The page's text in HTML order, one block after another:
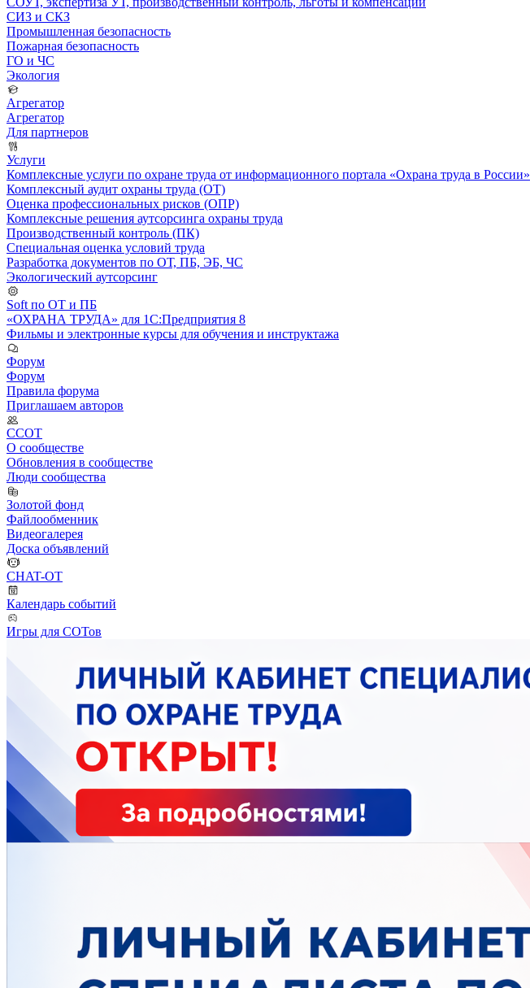
СИЗ и СКЗ
Промышленная безопасность
Пожарная безопасность
ГО и ЧС
Экология
Агрегатор
Агрегатор
Для партнеров
Услуги
Комплексные услуги по охране труда от информационного портала «Охрана труда в России»
Комплексный аудит охраны труда (ОТ)
Оценка профессиональных рисков (ОПР)
Комплексные решения аутсорсинга охраны труда
Производственный контроль (ПК)
Специальная оценка условий труда
Разработка документов по ОТ, ПБ, ЭБ, ЧС
Экологический аутсорсинг
Soft по ОТ и ПБ
«ОХРАНА ТРУДА» для 1С:Предприятия 8
Фильмы и электронные курсы для обучения и инструктажа
Форум
Форум
Правила форума
Приглашаем авторов
ССОТ
О сообществе
Обновления в сообществе
Люди сообщества
Золотой фонд
Файлообменник
Видеогалерея
Доска объявлений
CHAT-OT
Календарь событий
Игры для СОТов